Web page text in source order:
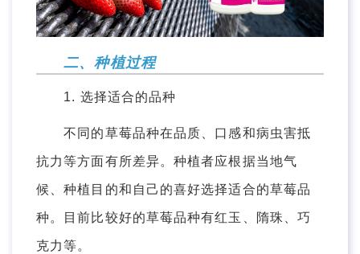
二、种植过程
1. 选择适合的品种
不同的草莓品种在品质、口感和病虫害抵
抗力等方面有所差异。种植者应根据当地气
候、种植目的和自己的喜好选择适合的草莓品
种。目前比较好的草莓品种有红玉、隋珠、巧
克力等。